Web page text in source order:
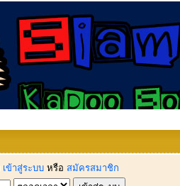
เข้าสู่ระบบ หรือ สมัครสมาชิก